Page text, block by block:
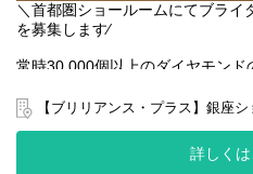
＼首都圏ショールームにてブライ
を募集します∕
常時30,000個以上のダイヤモンド
憶に残していただけるような体験
ではなく心から寄り添う接客を目
で着席しながらの接客になるため
力的にも安心して働ける環境です
【ブリリアンス・プラス】銀座シ
詳しく